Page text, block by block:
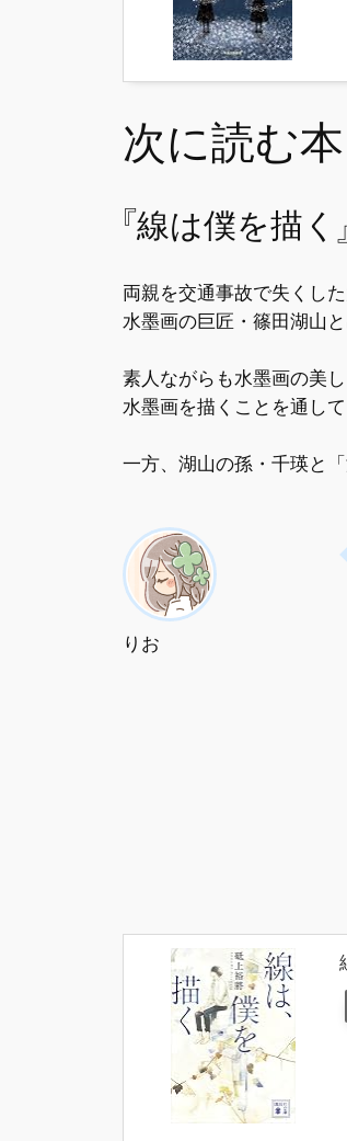
次に読む本
『線は僕を描く
両親を交通事故で失くし
水墨画の巨匠・篠田湖山
素人ながらも水墨画の美
水墨画を描くことを通し
一方、湖山の孫・千瑛と
りお